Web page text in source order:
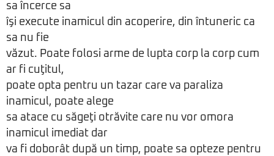
sa încerce sa
îşi execute inamicul din acoperire, din întuneric ca
sa nu fie
văzut. Poate folosi arme de lupta corp la corp cum
ar fi cuţitul,
poate opta pentru un tazar care va paraliza
inamicul, poate alege
sa atace cu săgeţi otrăvite care nu vor omora
inamicul imediat dar
va fi doborât după un timp, poate sa opteze pentru